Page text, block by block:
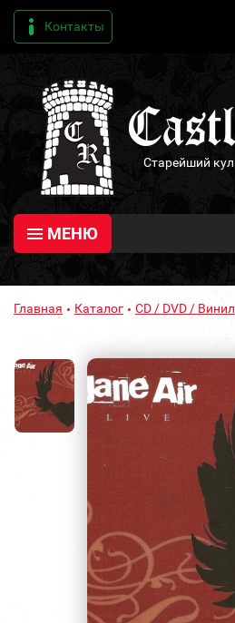
Контакты
Старейший
МЕНЮ
Главная Каталог CD / DVD / Винил